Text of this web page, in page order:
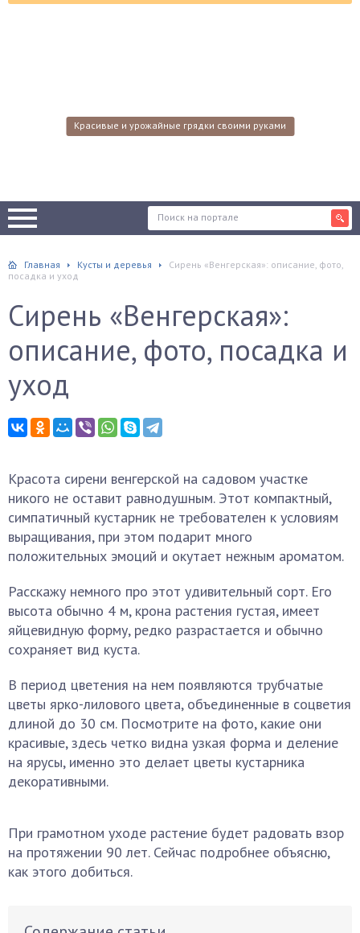
Красивые и урожайные грядки своими руками
Главная Кусты и деревья
Сирень «Венгерская»: описание, фото,
посадка и уход
Сирень «Венгерская»:
описание, фото, посадка и
уход
Красота сирени венгерской на садовом участке
никого не оставит равнодушным. Этот компактный,
симпатичный кустарник не требователен к условиям
выращивания, при этом подарит много
положительных эмоций и окутает нежным ароматом.
Расскажу немного про этот удивительный сорт. Его
высота обычно 4 м, крона растения густая, имеет
яйцевидную форму, редко разрастается и обычно
сохраняет вид куста.
В период цветения на нем появляются трубчатые
цветы ярко-лилового цвета, объединенные в соцветия
длиной до 30 см. Посмотрите на фото, какие они
красивые, здесь четко видна узкая форма и деление
на ярусы, именно это делает цветы кустарника
декоративными.
При грамотном уходе растение будет радовать взор
на протяжении 90 лет. Сейчас подробнее объясню,
как этого добиться.